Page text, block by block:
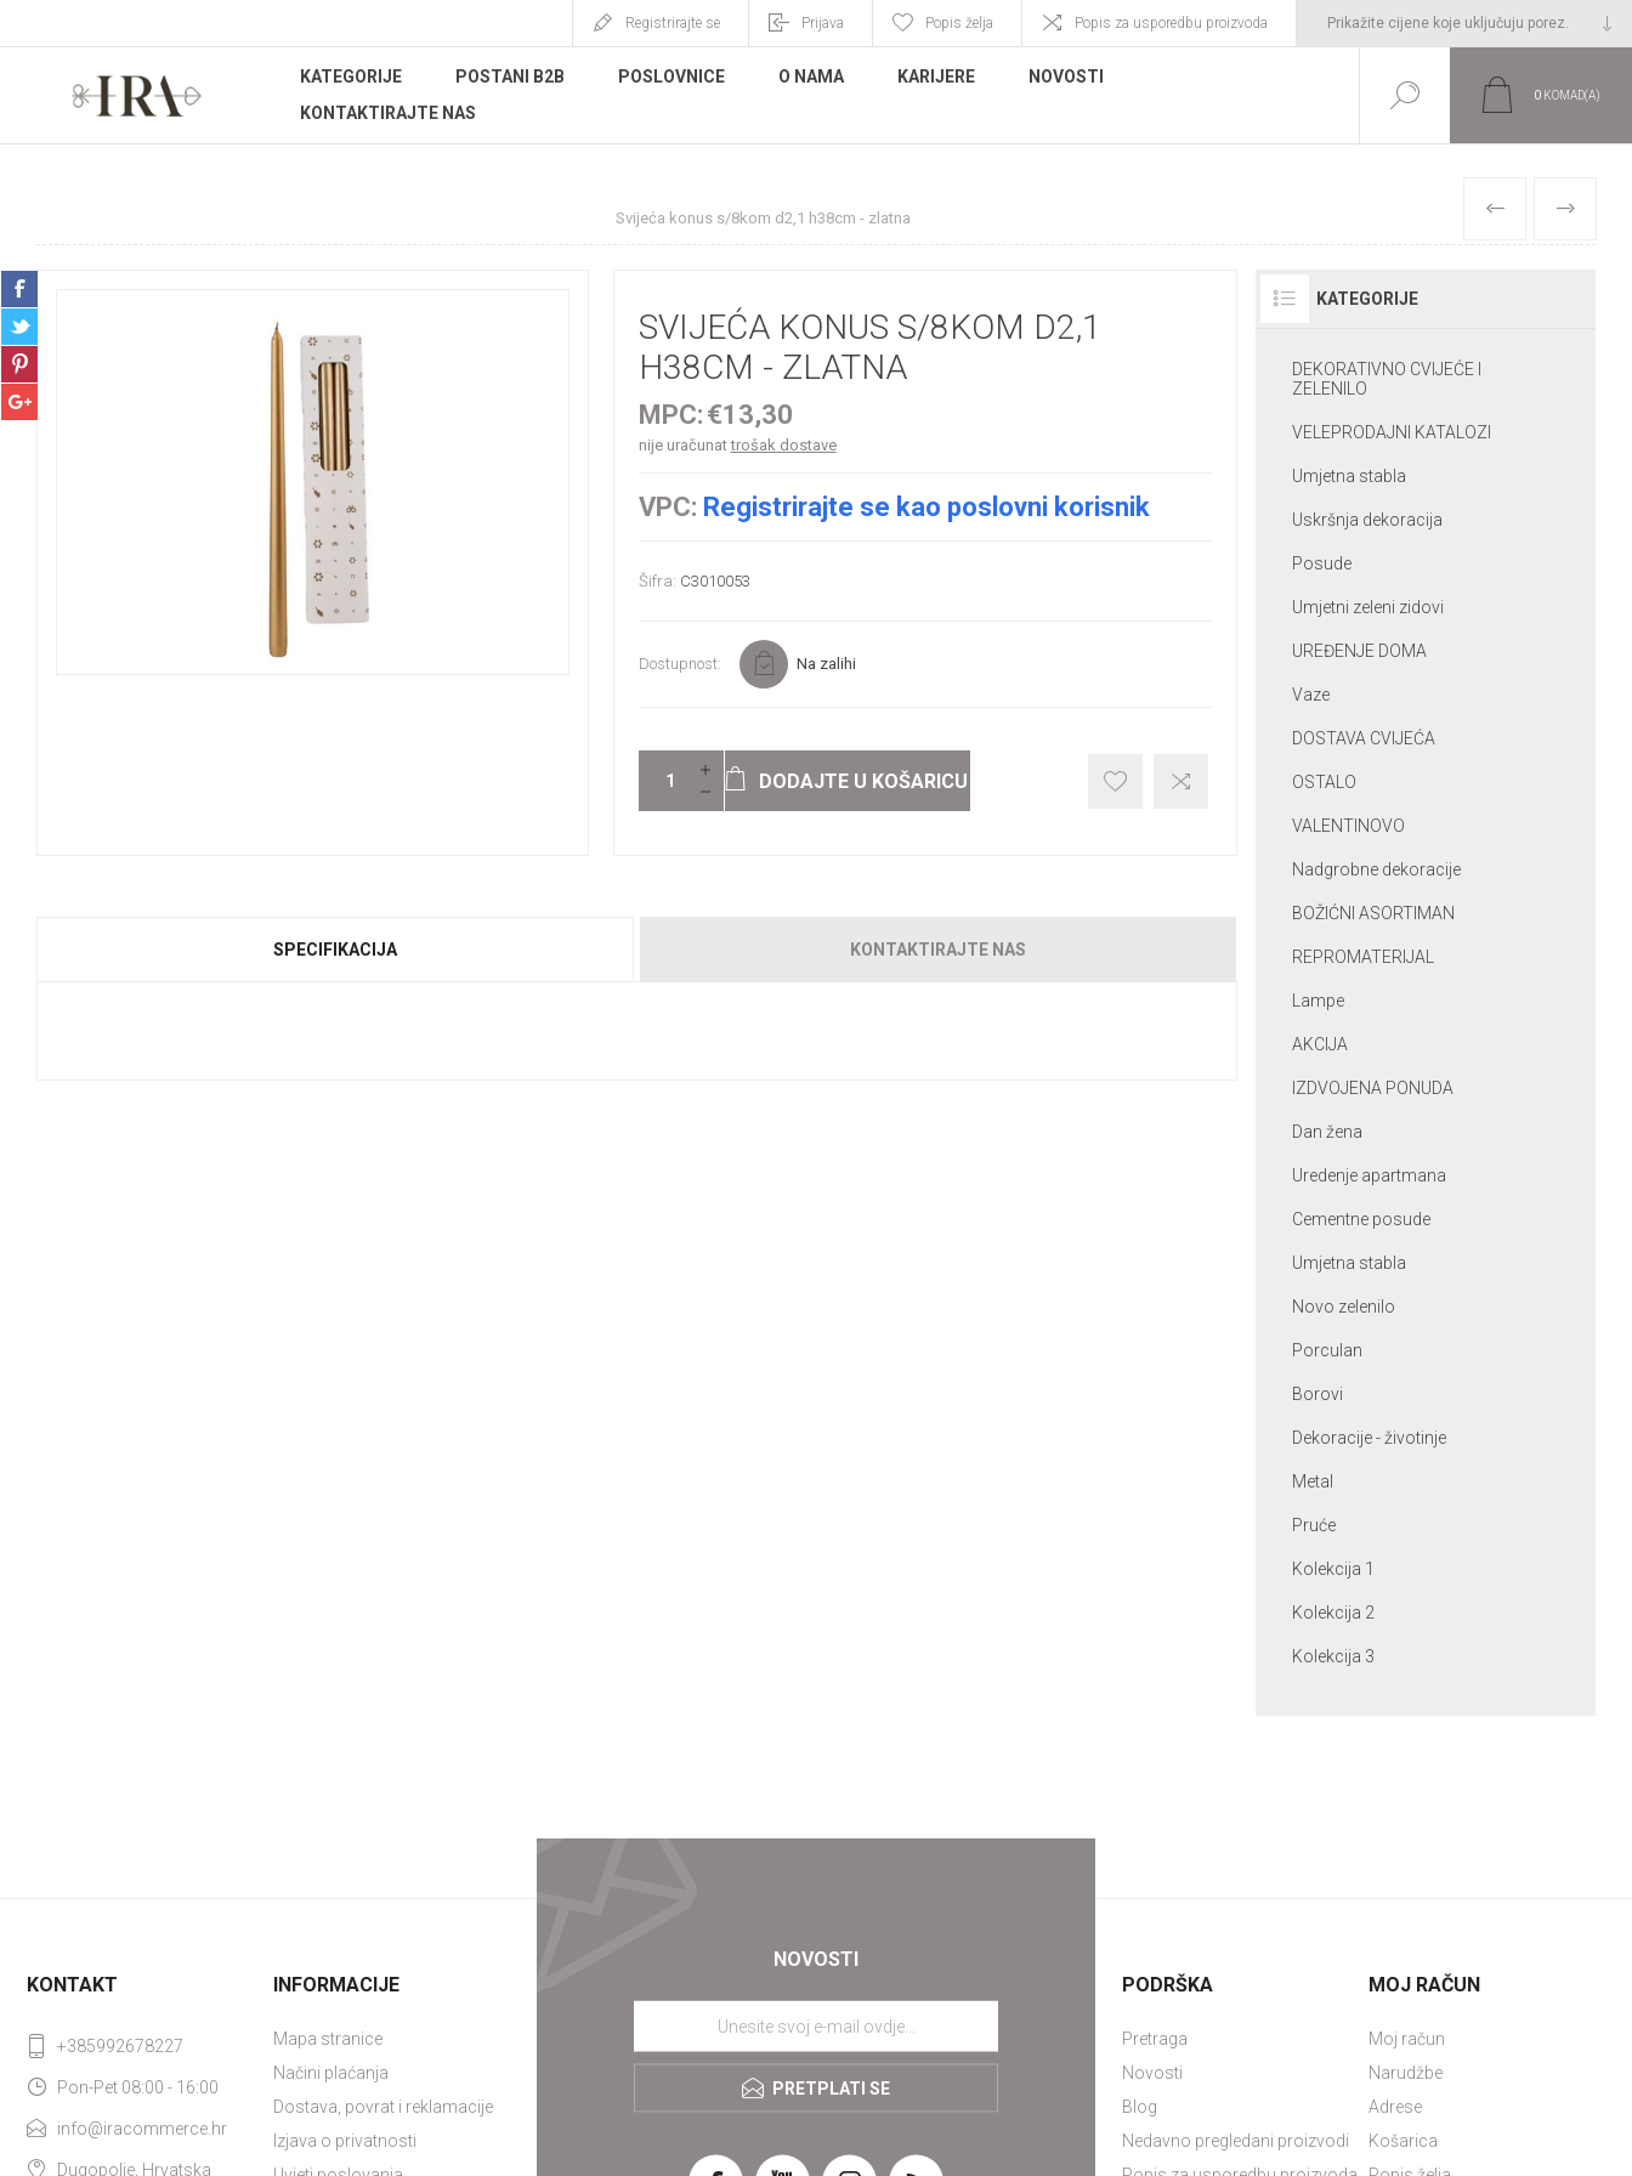
Registrirajte se Prijava Popis želja Popis za usporedbu proizvoda
KATEGORIJE POSTANI B2B POSLOVNICE O NAMA KARIJERE
NOVOSTI
KONTAKTIRAJTE NAS
0 KOMAD(A)
Svijeća konus s/8kom d2,1 h38cm - zlatna PRETHODNI
SLIJEDEĆI
SVIJEĆA KONUS S/8KOM D2,1
H38CM - ZLATNA
MPC: €13,30
nije uračunattrošak dostave
VPC: Registrirajte se kao poslovni korisnik
Šifra: C3010053
Dostupnost: Na zalihi
DODAJTE U KOŠARICU
SPECIFIKACIJA KONTAKTIRAJTE NAS
KATEGORIJE
DEKORATIVNO CVIJEĆE I
ZELENILO
VELEPRODAJNI KATALOZI
Umjetna stabla
Uskršnja dekoracija
Posude
Umjetni zeleni zidovi
UREĐENJE DOMA
Vaze
DOSTAVA CVIJEĆA
OSTALO
VALENTINOVO
Nadgrobne dekoracije
BOŽIĆNI ASORTIMAN
REPROMATERIJAL
Lampe
AKCIJA
IZDVOJENA PONUDA
Dan žena
Uredenje apartmana
Cementne posude
Umjetna stabla
Novo zelenilo
Porculan
Borovi
Dekoracije - životinje
Metal
Pruće
Kolekcija 1
Kolekcija 2
Kolekcija 3
NOVOSTI
PRETPLATI SE
KONTAKT
+385992678227
Pon-Pet 08:00 - 16:00
info@iracommerce.hr
Dugopolje, Hrvatska
INFORMACIJE
Mapa stranice
Načini plaćanja
Dostava, povrat i reklamacije
Izjava o privatnosti
PODRŠKA
Pretraga
Novosti
Blog
Nedavno pregledani proizvodi
MOJ RAČUN
Moj račun
Narudžbe
Adrese
Košarica